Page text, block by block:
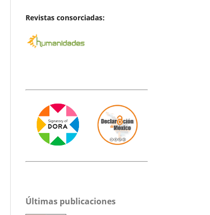
Revistas consorciadas:
Últimas publicaciones